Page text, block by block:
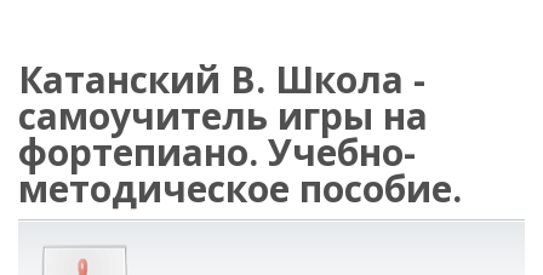
Катанский В. Школа -
самоучитель игры на
фортепиано. Учебно-
методическое пособие.